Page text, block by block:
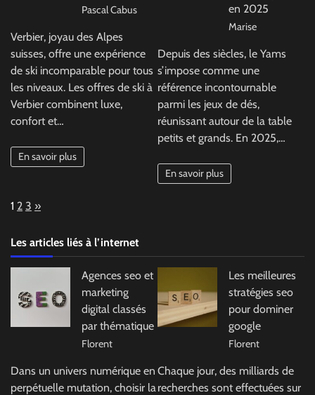
Pascal Cabus
Verbier, joyau des Alpes
suisses, offre une expérience
de ski incomparable pour tous
les niveaux. Les offres de ski à
Verbier combinent luxe,
confort et…
En savoir plus
en 2025
Marise
Depuis des siècles, le Yams
s’impose comme une
référence incontournable
parmi les jeux de dés,
réunissant autour de la table
petits et grands. En 2025,…
En savoir plus
Page:
1 2 3 Next
»
Les articles liés à l’internet
Agences seo et
marketing
digital classés
par thématique
Florent
Dans un univers numérique en
perpétuelle mutation, choisir la
Les meilleures
stratégies seo
pour dominer
google
Florent
Chaque jour, des milliards de
recherches sont effectuées sur